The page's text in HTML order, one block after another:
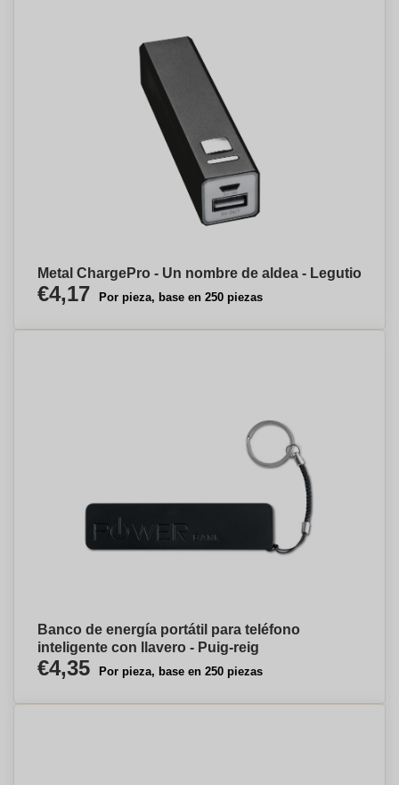
Metal ChargePro - Un nombre de aldea - Legutio
€4,17 Por pieza, base en 250 piezas
Banco de energía portátil para teléfono
inteligente con llavero - Puig-reig
€4,35 Por pieza, base en 250 piezas